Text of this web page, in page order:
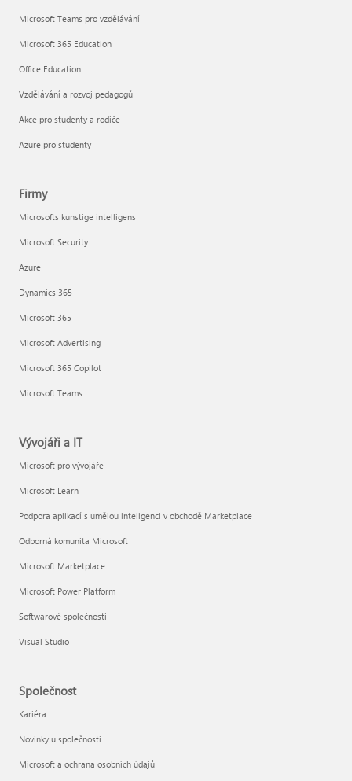
Microsoft Teams pro vzdělávání
Microsoft 365 Education
Office Education
Vzdělávání a rozvoj pedagogů
Akce pro studenty a rodiče
Azure pro studenty
Firmy
Microsofts kunstige intelligens
Microsoft Security
Azure
Dynamics 365
Microsoft 365
Microsoft Advertising
Microsoft 365 Copilot
Microsoft Teams
Vývojáři a IT
Microsoft pro vývojáře
Microsoft Learn
Podpora aplikací s umělou inteligenci v obchodě Marketplace
Odborná komunita Microsoft
Microsoft Marketplace
Microsoft Power Platform
Softwarové společnosti
Visual Studio
Společnost
Kariéra
Novinky u společnosti
Microsoft a ochrana osobních údajů